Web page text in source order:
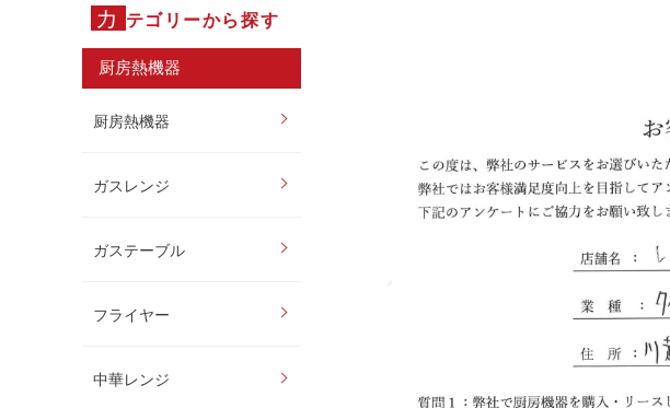
カ テゴリーから探す
厨房熱機器
厨房熱機器
ガスレンジ
ガステーブル
フライヤー
中華レンジ